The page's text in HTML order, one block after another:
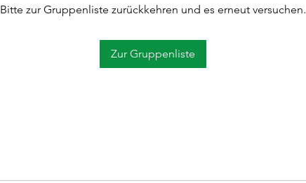
Bitte zur Gruppenliste zurückkehren und es erneut versuchen.
Zur Gruppenliste